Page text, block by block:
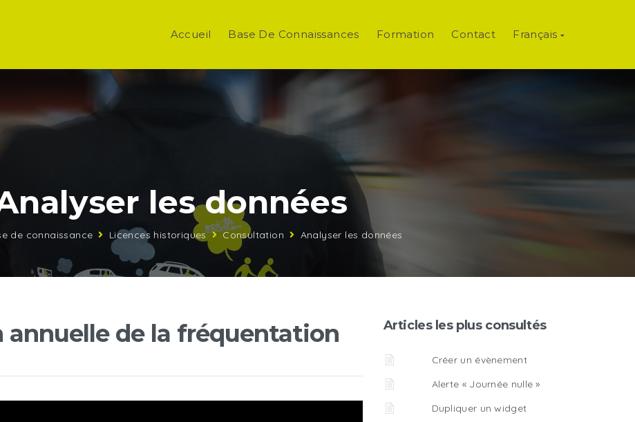
Accueil Base De Connaissances Formation Contact Français
les données
de connaissance Licences historiques Consultation Analyser les données
annuelle de la fréquentation Articles les plus consultés
Créer un évènement
Alerte « Journée nulle »
Dupliquer un widget